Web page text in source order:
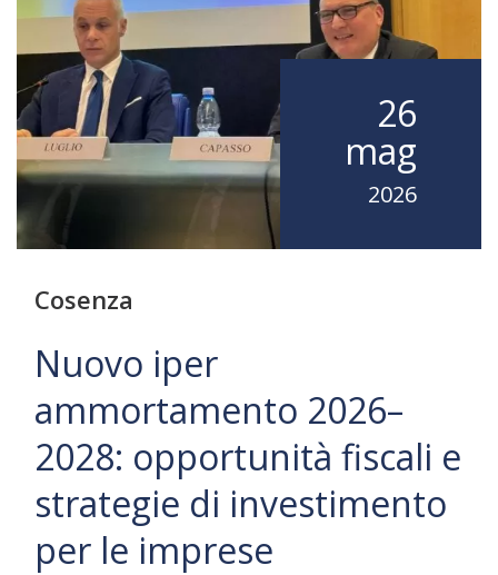
26
mag
2026
Cosenza
Nuovo iper
ammortamento 2026–
2028: opportunità fiscali e
strategie di investimento
per le imprese